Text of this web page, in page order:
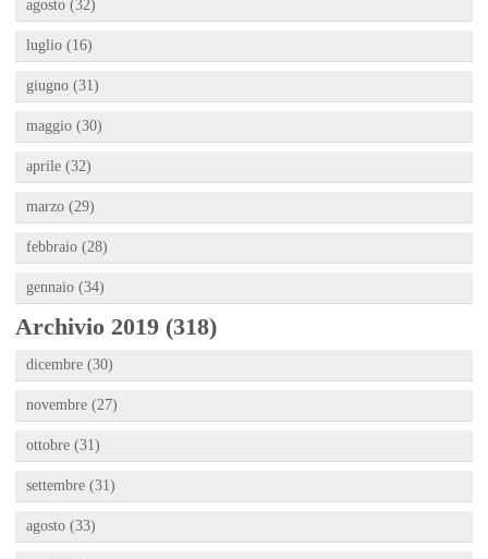
agosto (32)
luglio (16)
giugno (31)
maggio (30)
aprile (32)
marzo (29)
febbraio (28)
gennaio (34)
Archivio 2019 (318)
dicembre (30)
novembre (27)
ottobre (31)
settembre (31)
agosto (33)